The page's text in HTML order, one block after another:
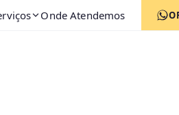
Onde Atendemos